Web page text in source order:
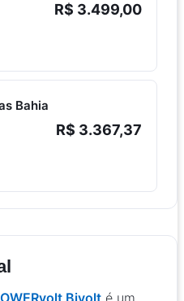
R$ 3.499,00
Bahia
R$ 3.367,37
Bivolt é um